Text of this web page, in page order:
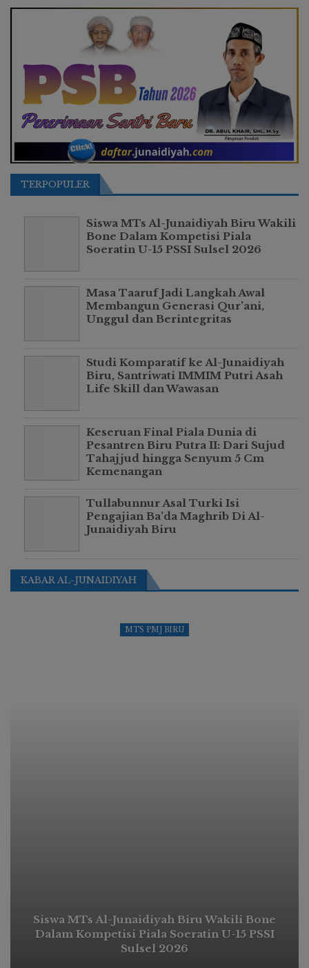
TERPOPULER
Siswa MTs Al-Junaidiyah Biru Wakili
Bone Dalam Kompetisi Piala
Soeratin U-15 PSSI Sulsel 2026
Masa Taaruf Jadi Langkah Awal
Membangun Generasi Qur’ani,
Unggul dan Berintegritas
Studi Komparatif ke Al-Junaidiyah
Biru, Santriwati IMMIM Putri Asah
Life Skill dan Wawasan
Keseruan Final Piala Dunia di
Pesantren Biru Putra II: Dari Sujud
Tahajjud hingga Senyum 5 Cm
Kemenangan
Tullabunnur Asal Turki Isi
Pengajian Ba’da Maghrib Di Al-
Junaidiyah Biru
KABAR AL-JUNAIDIYAH
MTS PMJ BIRU
Siswa MTs Al-Junaidiyah Biru Wakili Bone
Dalam Kompetisi Piala Soeratin U-15 PSSI
Sulsel 2026